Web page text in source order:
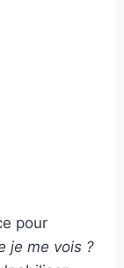
pour
je me vois ?